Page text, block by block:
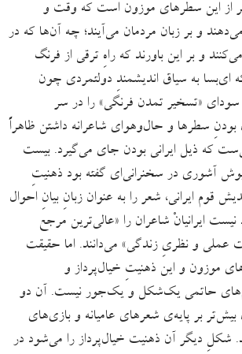
از این سطرهای موزون است که وقت و
و بر زبان مردمان می‌آیند؛ چه آن‌ها که در
و بر این باورند که راهِ ترقی از فرنگ
به سیاق اندیشمندِ دولتمردی چون
سودای «تسخیر تمدن فرنگی» را در سر
بودنِ سطرها و حال‌وهوای شاعرانه داشتن ظاهراً
که ذیل ایرانی بودن جای می‌گیرد. بیست
آشوری در سخنرانی‌ای گفته بود ذهنیتِ
قوم ایرانی، شعر را به‌ عنوان زبانِ بیانِ احوال
ایرانیانْ شاعران را «عالی‌ترین مرجع
عملی و نظریِ زندگی» می‌دانند. اما حقیقت
موزون و این ذهنیتِ خیال‌پرداز و
حاتمی یک‌شکل و یک‌جور نیست. آن دو
بر پایه‌ی شعرهای عامیانه و بازی‌های
شکلِ دیگر آن ذهنیت خیال‌پرداز را می‌شود در